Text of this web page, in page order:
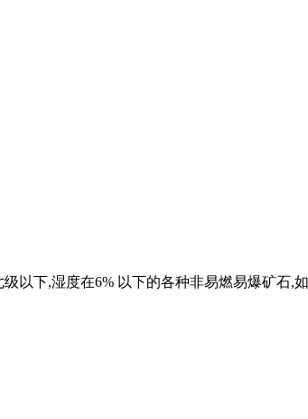
以下,湿度在6% 以下的各种非易燃易爆矿石,